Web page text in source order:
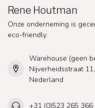
Rene Houtman
Onze onderneming is
eco-friendly.
Warehouse (geen
Nijverheidsstraat
Nederland
+31 (0)523 265 366